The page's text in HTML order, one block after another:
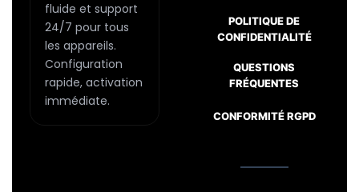
contenu
produit
fluide et support
24/7 pour tous
les appareils.
Configuration
rapide, activation
immédiate.
POLITIQUE DE
CONFIDENTIALITÉ
QUESTIONS
FRÉQUENTES
CONFORMITÉ RGPD